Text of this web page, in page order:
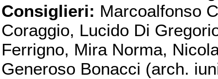
Consiglieri: Marcoalfonso
Coraggio, Lucido Di
Ferrigno, Mira Norma,
Generoso Bonacci (arch.